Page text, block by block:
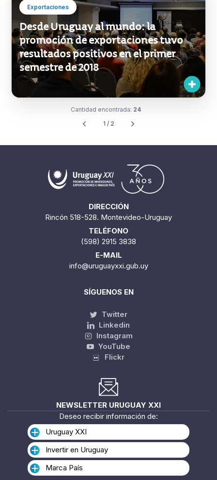
Exportaciones
Desde Uruguay al mundo: la
promoción de exportaciones tuvo
resultados positivos en el primer
semestre de 2018
DIRECCIÓN
Rincón 518-528. Montevideo-Uruguay
TELÉFONO
(598) 2915 3838
E-MAIL
info@uruguayxxi.gub.uy
SÍGUENOS EN
Twitter
Linkedin
Instagram
YouTube
Flickr
NEWSLETTER URUGUAY XXI
Deseo recibir información de:
Uruguay XXI
Invertir en Uruguay
Marca País